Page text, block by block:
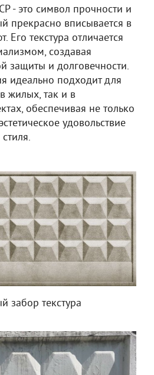
- это символ прочности и
прекрасно вписывается в
Его текстура отличается
создавая
защиты и долговечности.
идеально подходит для
жилых, так и в
обеспечивая не только
удовольствие
забор текстура